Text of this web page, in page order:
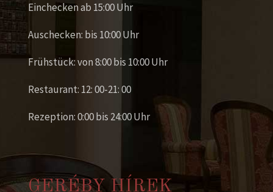
Einchecken ab 15:00 Uhr
Auschecken: bis 10:00 Uhr
Frühstück: von 8:00 bis 10:00 Uhr
Restaurant: 12: 00-21: 00
Rezeption: 0:00 bis 24:00 Uhr
GERÉBY HÍREK